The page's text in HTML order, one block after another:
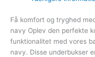
Få komfort og tryghed
navy Oplev den perfekte
funktionalitet med vores
navy. Disse underbukser